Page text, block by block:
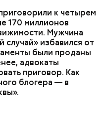
к четырем
170 миллионов
Мужчина
случай» избавился от
были проданы
адвокаты
приговор. Как
блогера — в
посчитали, что
родителей,
перешла бы сыну. Но
заявил, что ранее